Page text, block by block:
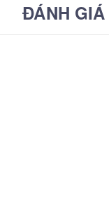
ĐÁNH GIÁ